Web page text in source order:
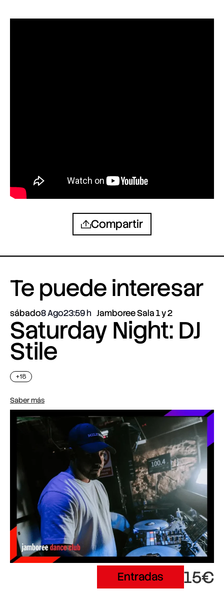
Compartir
Te puede interesar
sábado8 Ago23:59 Jamboree Sala 1 y 2
Saturday Night: DJ
Stile
+18
Saber más
Entradas 15€